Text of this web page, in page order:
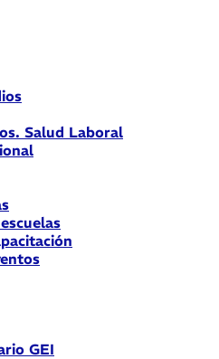
Salud Laboral
GEI